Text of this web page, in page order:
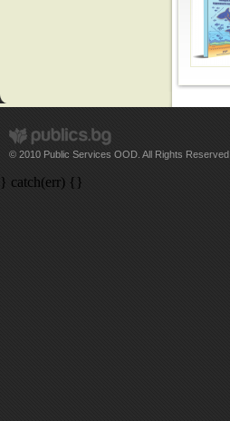
© 2010 Public Services OOD. All Rights Reserved.
} catch(err) {}